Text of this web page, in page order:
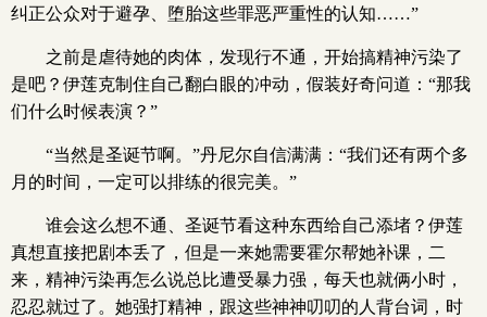
纠正公众对于避孕、堕胎这些罪恶严重性的认知……”
之前是虐待她的肉体，发现行不通，开始搞精神污染了
是吧？伊莲克制住自己翻白眼的冲动，假装好奇问道：“那我
们什么时候表演？”
“当然是圣诞节啊。”丹尼尔自信满满：“我们还有两个多
月的时间，一定可以排练的很完美。”
谁会这么想不通、圣诞节看这种东西给自己添堵？伊莲
真想直接把剧本丢了，但是一来她需要霍尔帮她补课，二
来，精神污染再怎么说总比遭受暴力强，每天也就俩小时，
忍忍就过了。她强打精神，跟这些神神叨叨的人背台词，时